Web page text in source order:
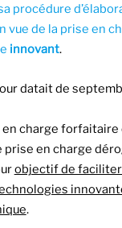
procédure
vue de la prise en
innovant.
datait de
en charge forfaitaire
prise en charge
objectif de faciliter
.